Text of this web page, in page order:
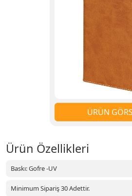
ÜRÜN
Ürün Özellikleri
Baskı: Gofre -UV
Minimum Sipariş 30 Adettir.